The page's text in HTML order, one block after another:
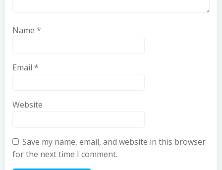
Name *
Email *
Website
Save my name, email, and website in this browser
for the next time I comment.